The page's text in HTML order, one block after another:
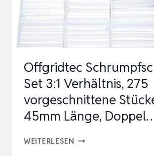
Offgridtec
Set 3:1 Verhältnis, 275
vorgeschnittene
45mm Länge,
WEITERLESEN OFFGRIDTEC